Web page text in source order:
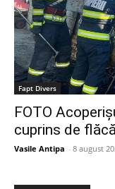
Fapt Divers
FOTO
cuprins de
Vasile Antipa - 8 august